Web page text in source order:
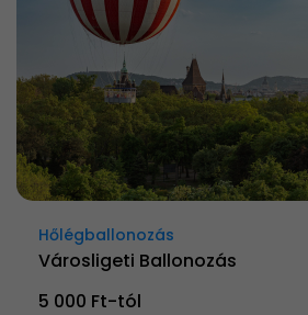
Hőlégballonozás
Városligeti Ballonozás
5 000 Ft-tól